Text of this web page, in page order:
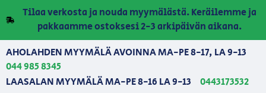
Tilaa verkosta ja nouda myymälästä. Keräilemme ja
pakkaamme ostoksesi 2-3 arkipäivän aikana.
AHOLAHDEN MYYMÄLÄ AVOINNA MA-PE 8-17, LA 9-13
044 985 8345
LAASALAN MYYMÄLÄ MA-PE 8-16 LA 9-13
0443173532